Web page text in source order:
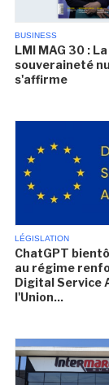
BUSINESS
LMI MAG 30 : La
souveraineté
s'affirme
LÉGISLATION
ChatGPT
au régime
Digital Service
l'Union...